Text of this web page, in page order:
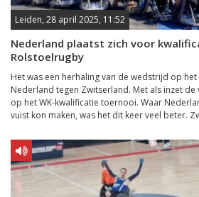
Leiden, 28 april 2025, 11:52
Nederland plaatst zich voor
Rolstoelrugby
Het was een herhaling van de wedstrijd op het
Nederland tegen Zwitserland. Met als inzet
op het WK-kwalificatie toernooi. Waar
vuist kon maken, was het dit keer veel beter.